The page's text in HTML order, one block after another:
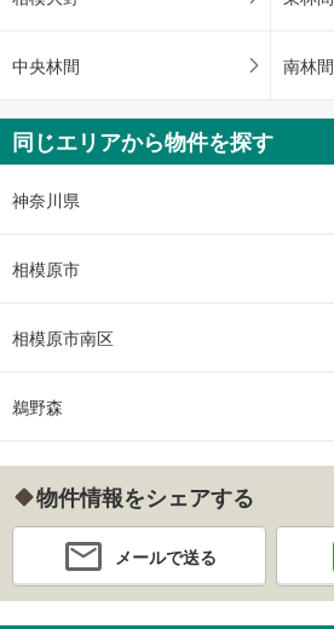
中央林間 南林間
同じエリアから物件を探す
神奈川県
相模原市
相模原市南区
鵜野森
物件情報をシェアする
メールで送る